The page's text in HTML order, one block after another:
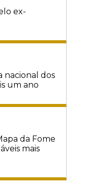
ex-
nacional dos
um ano
da Fome
mais